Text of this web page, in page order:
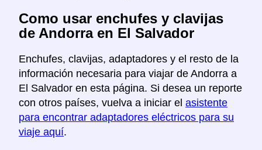
Como usar enchufes y clavijas
de Andorra en El Salvador
Enchufes, clavijas, adaptadores y el resto de la
información necesaria para viajar de Andorra a
El Salvador en esta página. Si desea un reporte
con otros países, vuelva a iniciar el asistente
para encontrar adaptadores eléctricos para su
viaje aquí.